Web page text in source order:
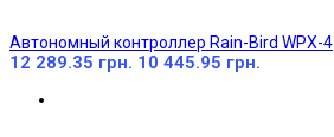
Автономный контроллер Rain-Bird WPX-4
12 289.35 грн. 10 445.95 грн.